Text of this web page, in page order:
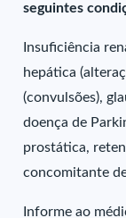
seguintes
Insuficiência
hepática
(convulsões),
doença de
prostática,
concomitante
Informe ao